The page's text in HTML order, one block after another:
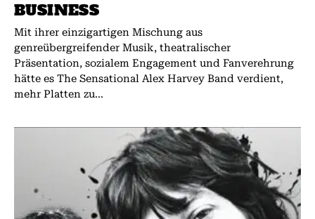
BUSINESS
Mit ihrer einzigartigen Mischung aus
genreübergreifender Musik, theatralischer
Präsentation, sozialem Engagement und Fanverehrung
hätte es The Sensational Alex Harvey Band verdient,
mehr Platten zu...